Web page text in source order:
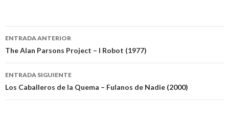
Navegación
de
entradas
ENTRADA ANTERIOR
The Alan Parsons Project – I Robot (1977)
ENTRADA SIGUIENTE
Los Caballeros de la Quema – Fulanos de Nadie (2000)